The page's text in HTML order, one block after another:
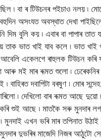
৷ বা ৰ টিউচনৰ পইচাও নলয় ৷
অসংযত অবস্থাত দেখা
দিম বুলি কয় ৷ এবাৰ বা পাপাৰ তাত
তাক ভাত খাই যাব কলে ৷ ভাত খাই
একেলগে ৰাহুলক টিউচন কৰি
আৰু মই মাৰ ৰূমত শুলো ৷ ঢেৰেকনিৰ
৷ বাহিৰত দবাপিটা বৰষুণ ৷ মোৰ
৷ দেখিলো বাৰ ৰূমত আছে
কৰি শুই আছে ৷ মাতকৈ সৰু মুনদাৰ
এখন ভৰি মাৰ তপিনাত উঠাই
দুভৰিৰ মাজেদি নিজৰ আঠুটো